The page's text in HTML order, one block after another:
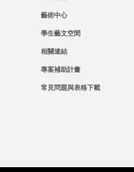
藝術中心
學生藝文空間
相關連結
專案補助計畫
常見問題與表格下載